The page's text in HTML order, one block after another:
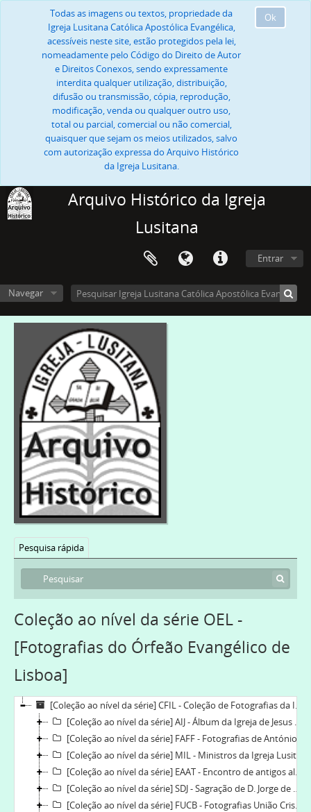
Ok
Todas as imagens ou textos, propriedade da
Igreja Lusitana Católica Apostólica Evangélica,
acessíveis neste site, estão protegidos pela lei,
nomeadamente pelo Código do Direito de Autor
e Direitos Conexos, sendo expressamente
interdita qualquer utilização, distribuição,
difusão ou transmissão, cópia, reprodução,
modificação, venda ou qualquer outro uso,
total ou parcial, comercial ou não comercial,
quaisquer que sejam os meios utilizados, salvo
com autorização expressa do Arquivo Histórico
da Igreja Lusitana.
Arquivo Histórico da Igreja
Lusitana
Entrar
Navegar
Pesquisa rápida
Coleção ao nível da série OEL -
[Fotografias do Órfeão Evangélico de
Lisboa]
[Coleção ao nível da série] CFIL - Coleção de Fotografias da Igreja Lusitana, 1835-2019
[Coleção ao nível da série] AIJ - Álbum da Igreja de Jesus de Lisboa, 1921-06-10-1955-06-26
[Coleção ao nível da série] FAFF - Fotografias de António Ferreira Fiandor, 1900-1970
[Coleção ao nível da série] MIL - Ministros da Igreja Lusitana, 1835-2018
[Coleção ao nível da série] EAAT - Encontro de antigos alunos da Escola do Torne, 2012
[Coleção ao nível da série] SDJ - Sagração de D. Jorge de Pina Cabral, 2013-2013
[Coleção ao nível da série] FUCB - Fotografias União Cristão da Mocidade do Bonfim e Bonfim Beneficente, [190-]-1921